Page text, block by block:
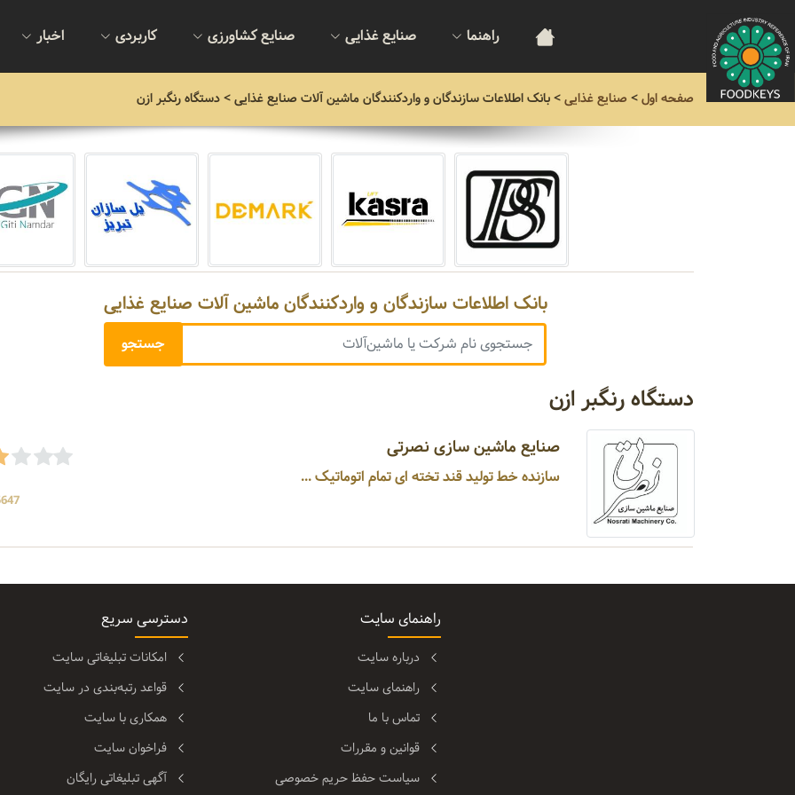
راهنما صنایع غذایی صنایع کشاورزی کاربردی اخبار
صفحه اول> صنایع غذایی>بانک اطلاعات سازندگان و واردکنندگان ماشین آلات صنایع غذایی> دستگاه رنگبر ازن
بانک اطلاعات سازندگان و واردکنندگان ماشین آلات صنایع غذایی
دستگاه رنگبر ازن
صنایع ماشین سازی نصرتی
سازنده خط تولید قند تخته ای تمام اتوماتیک ...
5647
راهنمای سایت
درباره سایت
راهنمای سایت
تماس با ما
قوانین و مقررات
سیاست حفظ حریم خصوصی
دسترسی سریع
امکانات تبلیغاتی سایت
قواعد رتبه‌بندی در سایت
همکاری با سایت
فراخوان سایت
آگهی تبلیغاتی رایگان